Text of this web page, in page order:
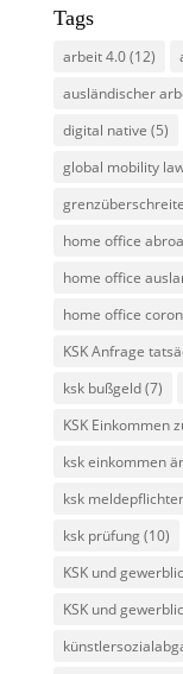
Tags
arbeit 4.0(12)
ausländischer
digital native (5)
global mobility
home office
home office
home office
KSK Anfrage
ksk bußgeld(7)
KSK Einkommen
ksk einkommen
ksk
ksk prüfung(10)
KSK und
KSK und